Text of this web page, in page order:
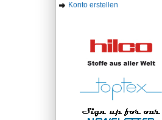
Konto erstellen